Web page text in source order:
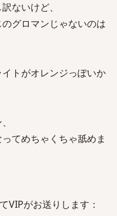
ないけど、
グロマンじゃないのは
トがオレンジっぽいか
てめちゃくちゃ舐めま
VIPがお送りします：